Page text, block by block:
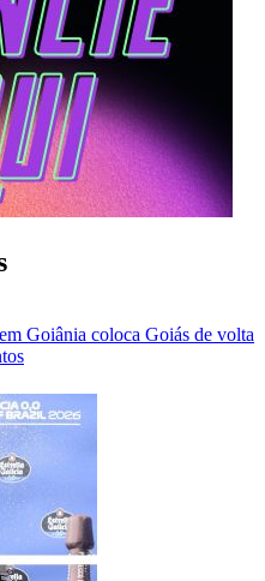
Goiânia coloca Goiás de volta